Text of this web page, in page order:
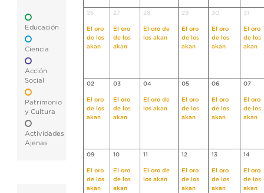
Educación
Ciencia
Acción
Social
Patrimonio
y Cultura
Actividades
Ajenas
26
El oro
de los
akan
27
El oro
de los
akan
28
El oro de
los akan
29
El oro
de los
akan
30
El oro
de los
akan
31
El oro
de los
akan
02
El oro
de los
akan
03
El oro
de los
akan
04
El oro de
los akan
05
El oro
de los
akan
06
El oro
de los
akan
07
El oro
de los
akan
09
El oro
de los
akan
10
El oro
de los
akan
11
El oro de
los akan
12
El oro
de los
akan
13
El oro
de los
akan
14
El oro
de los
akan